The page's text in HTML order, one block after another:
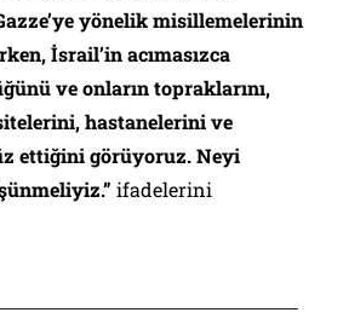
yönelik misillemelerinin
İsrail’in acımasızca
ve onların topraklarını,
hastanelerini ve
ettiğini görüyoruz. Neyi
ifadelerini